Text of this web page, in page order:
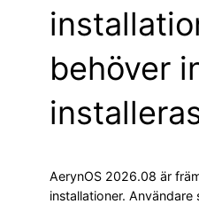
behöver
AerynOS 2026.08 är
installationer. Användare